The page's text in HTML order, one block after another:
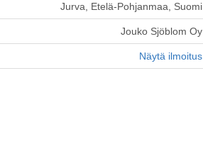
Jurva, Etelä-Pohjanmaa, Suomi
Jouko Sjöblom Oy
Näytä ilmoitus